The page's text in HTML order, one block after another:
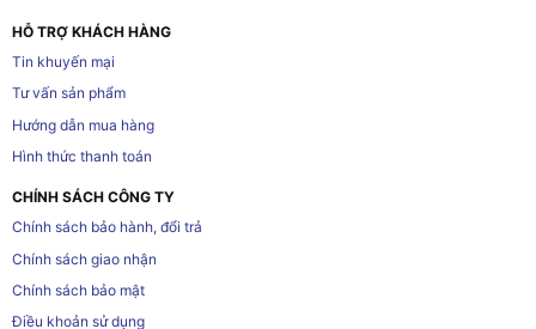
HỖ TRỢ KHÁCH HÀNG
Tin khuyến mại
Tư vấn sản phẩm
Hướng dẫn mua hàng
Hình thức thanh toán
CHÍNH SÁCH CÔNG TY
Chính sách bảo hành, đổi trả
Chính sách giao nhận
Chính sách bảo mật
Điều khoản sử dụng